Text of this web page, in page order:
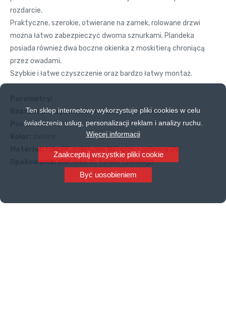
Ten sklep internetowy wykorzystuje pliki cookies w celu
świadczenia usług, personalizacji reklam i analizy ruchu.
Więcej informacji
Zaakceptuj wszystkie pliki cookie
Być uosobieniem
rozdarcie.
Praktyczne, szerokie, otwierane na zamek, rolowane drzwi
można łatwo zabezpieczyć dwoma sznurkami. Plandeka
posiada również dwa boczne okienka z moskitierą chroniącą
przez owadami.
Szybkie i łatwe czyszczenie oraz bardzo łatwy montaż.
Rozmiary:długość 350 cm, szerokość 200 cm
Powierzchnia: 7 m2
Materiał:folia PE, polietylen 160 g/m + ochrona UV
Opakowanie:plandeka do tunelu foliowego